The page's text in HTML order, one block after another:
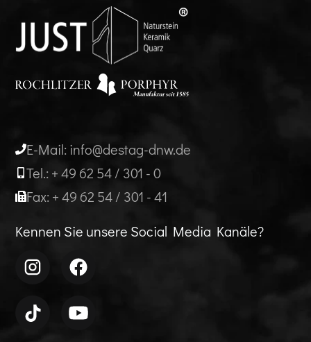
E-Mail: info@destag-dnw.de
Tel.: + 49 62 54 / 301 - 0
Fax: + 49 62 54 / 301 - 41
Kennen Sie unsere Social Media Kanäle?